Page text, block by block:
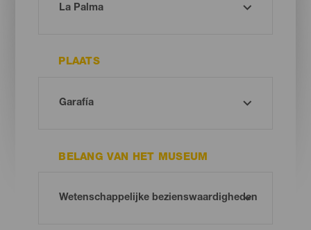
PLAATS
BELANG VAN HET MUSEUM